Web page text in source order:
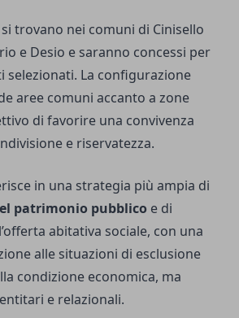
trovano nei comuni di Cinisello
e Desio e saranno concessi per
selezionati. La configurazione
aree comuni accanto a zone
di favorire una convivenza
e riservatezza.
in una strategia più ampia di
patrimonio pubblico e di
abitativa sociale, con una
alle situazioni di esclusione
condizione economica, ma
e relazionali.